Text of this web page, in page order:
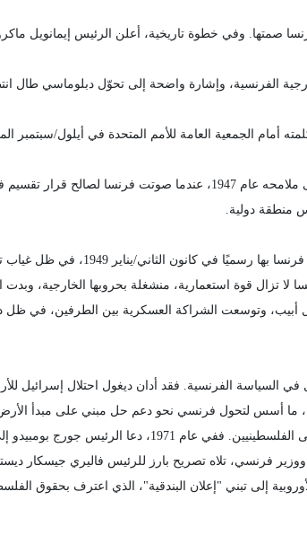
صمتها. وفي خطوة تاريخية، أعلن الرئيس إيمانويل
الفرنسية، وإشارة واضحة إلى تحوّل دبلوماسي طال
أمام الجمعية العامة للأمم المتحدة في أيلول/سبتمبر
منطقة دولية.
بعد تأخر دام تسعة أشهر عن إعلان
تزال قوة استعمارية، منشغلة بحروبها الخارجية، وبدت
بين باريس وتل أبيب، وتوسعت الشراكة العسكرية بين
الستة في حزيران/يونيو 1967 نقطة تحول في السياسة الفرنسية. فقد أدان
فرنسي، تلاه تصريح بارز للرئيس فاليري جيسكار
الاقتصادية الأوروبية إلى تبني "إعلان البندقية"، الذي